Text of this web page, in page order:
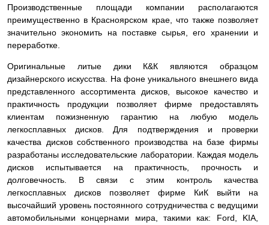
Производственные площади компании располагаются
преимущественно в Красноярском крае, что также позволяет
значительно экономить на поставке сырья, его хранении и
переработке.
Оригинальные литые дики К&К являются образцом
дизайнерского искусства. На фоне уникального внешнего вида
представленного ассортимента дисков, высокое качество и
практичность продукции позволяет фирме предоставлять
клиентам пожизненную гарантию на любую модель
легкосплавных дисков. Для подтверждения и проверки
качества дисков собственного производства на базе фирмы
разработаны исследовательские лаборатории. Каждая модель
дисков испытывается на практичность, прочность и
долговечность. В связи с этим контроль качества
легкосплавных дисков позволяет фирме КиК выйти на
высочайший уровень постоянного сотрудничества с ведущими
автомобильными концернами мира, такими как: Ford, KIA,